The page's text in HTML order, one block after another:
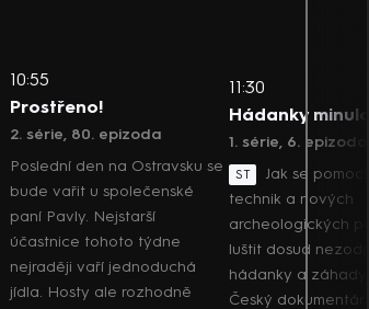
10:55
Prostřeno!
2. série, 80. epizoda
Poslední den na Ostravsku se
bude vařit u společenské
paní Pavly. Nejstarší
účastnice tohoto týdne
nejraději vaří jednoduchá
jídla. Hosty ale rozhodně
11:30
Hádanky
1. série, 6. epizoda
ST
Jak se
technik a nových
archeologických
luštit dosud
hádanky a záhady
Český